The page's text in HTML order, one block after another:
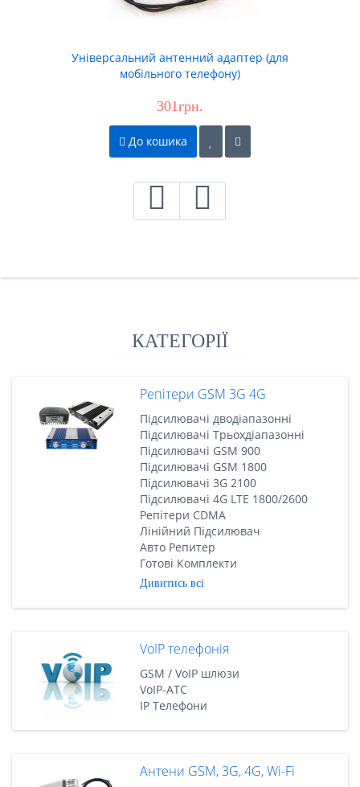
Універсальний антенний адаптер (для
мобільного телефону)
301грн.
До кошика
КАТЕГОРІЇ
Репітери GSM 3G 4G
Підсилювачі дводіапазонні
Підсилювачі Трьохдіапазонні
Підсилювачі GSM 900
Підсилювачі GSM 1800
Підсилювачі 3G 2100
Підсилювачі 4G LTE 1800/2600
Репітери CDMA
Лінійний Підсилювач
Авто Репитер
Готові Комплекти
Дивитись всі
VoIP телефонія
GSM / VoIP шлюзи
VoIP-АТС
IP Телефони
Антени GSM, 3G, 4G, Wi-Fi